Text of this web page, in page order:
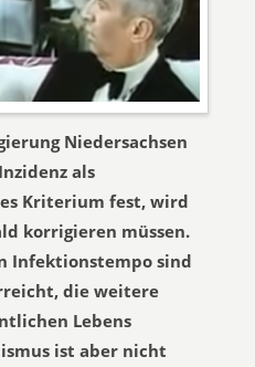
Niedersachsen
als
Kriterium fest, wird
korrigieren müssen.
Infektionstempo sind
die weitere
Lebens
ist aber nicht